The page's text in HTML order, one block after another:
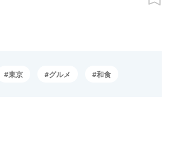
東京 グルメ 和食